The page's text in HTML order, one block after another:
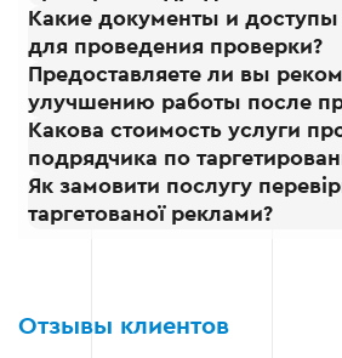
Мы
на
Какие документы и
для проведения проверки?
Предоставляете ли вы
улучшению работы после
Какова стоимость услуги
подрядчика по
Як замовити послугу
таргетованої реклами?
Отзывы клиентов